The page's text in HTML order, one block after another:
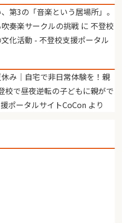
第3の「音楽という居場所」。
奏楽サークルの挑戦 に 不登校
化活動 - 不登校支援ポータル
み｜自宅で非日常体験を！親
校で昼夜逆転の子どもに親がで
ポータルサイトCoCon より